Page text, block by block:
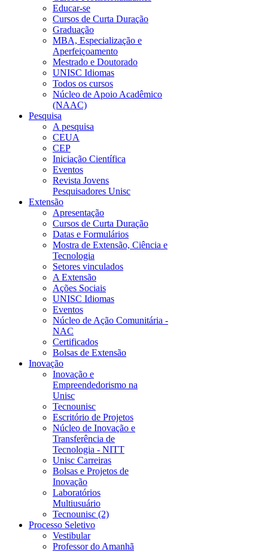
Educar-se
Cursos de Curta Duração
Graduação
MBA, Especialização e
Aperfeiçoamento
Mestrado e Doutorado
UNISC Idiomas
Todos os cursos
Núcleo de Apoio Acadêmico
(NAAC)
Pesquisa
A pesquisa
CEUA
CEP
Iniciação Científica
Eventos
Revista Jovens
Pesquisadores Unisc
Extensão
Apresentação
Cursos de Curta Duração
Datas e Formulários
Mostra de Extensão, Ciência e
Tecnologia
Setores vinculados
A Extensão
Ações Sociais
UNISC Idiomas
Eventos
Núcleo de Ação Comunitária -
NAC
Certificados
Bolsas de Extensão
Inovação
Inovação e
Empreendedorismo na
Unisc
Tecnounisc
Escritório de Projetos
Núcleo de Inovação e
Transferência de
Tecnologia - NITT
Unisc Carreiras
Bolsas e Projetos de
Inovação
Laboratórios
Multiusuário
Tecnounisc (2)
Processo Seletivo
Vestibular
Professor do Amanhã